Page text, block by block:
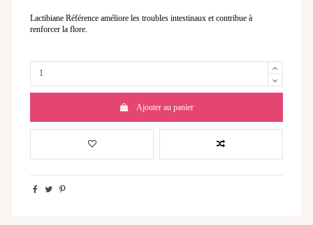
Lactibiane Référence améliore les troubles intestinaux et contribue à
renforcer la flore.
Ajouter au panier